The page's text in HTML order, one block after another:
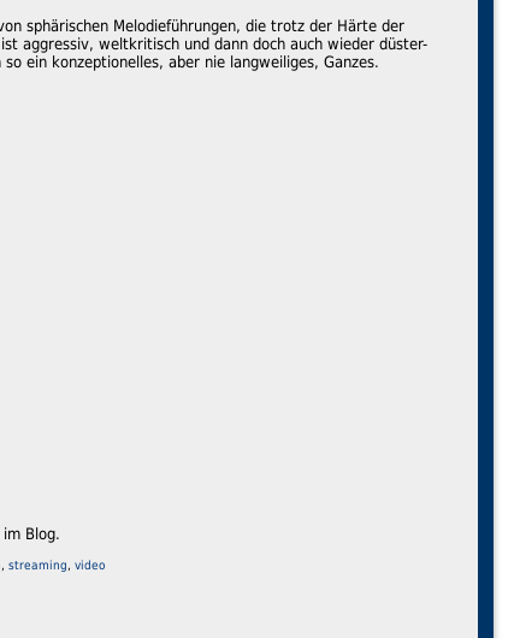
sphärischen Melodieführungen, die trotz der Härte der
aggressiv, weltkritisch und dann doch auch wieder düster-
ein konzeptionelles, aber nie langweiliges, Ganzes.
Blog.
, streaming, video